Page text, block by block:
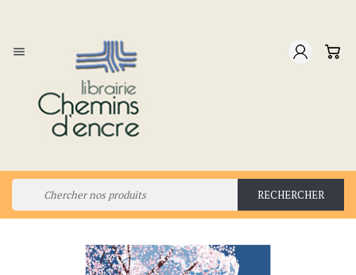

RECHERCHER